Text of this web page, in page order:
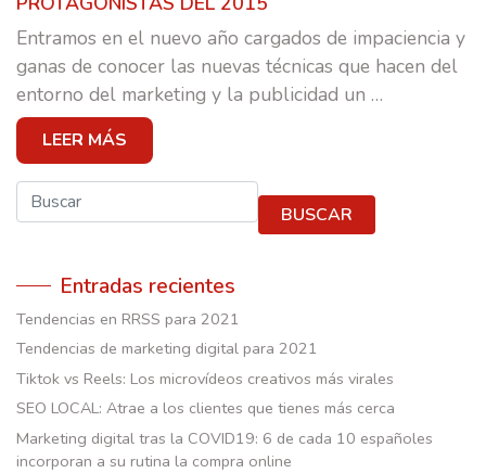
EQUIPO
E-SCUELA
BLOG
CONTACTO
Entramos en el nuevo año cargados de impaciencia y
ganas de conocer las nuevas técnicas que hacen del
entorno del marketing y la publicidad un …
LEER MÁS
Buscar
BUSCAR
Entradas recientes
Tendencias en RRSS para 2021
Tendencias de marketing digital para 2021
Tiktok vs Reels: Los microvídeos creativos más virales
SEO LOCAL: Atrae a los clientes que tienes más cerca
Marketing digital tras la COVID19: 6 de cada 10 españoles
incorporan a su rutina la compra online